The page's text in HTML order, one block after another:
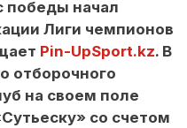
победы начал
Лиги чемпионов
Pin-UpSport.kz. В
отборочного
на своем поле
со счетом